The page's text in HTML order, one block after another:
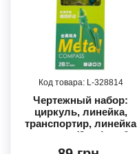
328814
Чертежный набор:
циркуль, линейка,
транспортир, линейка
под углом (2 шт), набор
запасных грифелей и